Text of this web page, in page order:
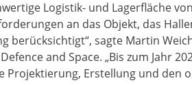
Logistik- und Lagerfläche
an das Objekt, das
berücksichtigt“, sagte Martin
and Space. „Bis zum Jahr
Projektierung, Erstellung und den